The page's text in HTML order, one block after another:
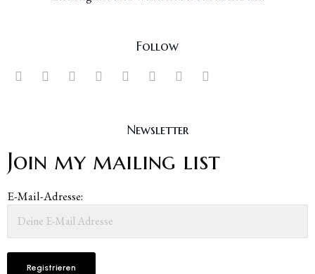
Follow
Newsletter
Join my mailing list
E-Mail-Adresse: